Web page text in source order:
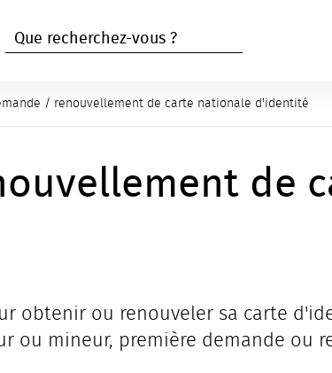
RECHERCHER
Rechercher
active :/ renouvellement de carte nationale d'identité
de
obtenir ou renouveler sa carte
ou mineur, première demande ou